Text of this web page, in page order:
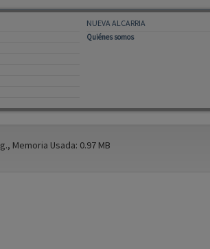
NUEVA ALCARRIA
Quiénes somos
Memoria Usada: 0.97 MB